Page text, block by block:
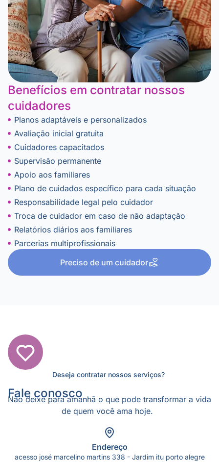
Benefícios em contratar nossos
cuidadores​
Planos adaptáveis e personalizados
Avaliação inicial gratuita
Cuidadores capacitados
Supervisão permanente
Apoio aos familiares
Plano de cuidados específico para cada situação
Responsabilidade legal pelo cuidador
Troca de cuidador em caso de não adaptação
Relatórios diários aos familiares
Parcerias multiprofissionais
Preciso de um cuidador
Deseja contratar nossos serviços?
Fale conosco
Não deixe para amanhã o que pode transformar a vida
de quem você ama hoje.
Endereço
acesso josé marcelino martins 338 - Jardim itu porto alegre